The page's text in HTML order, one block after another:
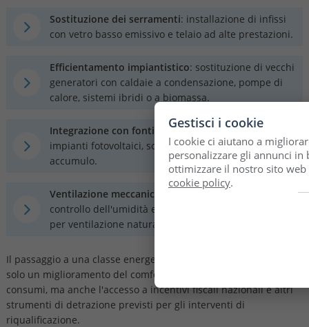
Sostituzione dei serramenti: installazione di infissi
con vetro basso emissivo e telaio ad alte prestazioni.
Efficientamento impiantistico: sostituzione di vecchi
generatori con caldaie a condensazione, pompe di
calore, sistemi ibridi o a biomassa.
Integrazione con fonti rinnovabili: installazione di
impianti fotovoltaici, solare termico, o sistemi di
accumulo.
Ventilazione meccanica controllata
(VMC): per il
controllo dell'umidità e la riduzione delle dispersioni
per ventilazione naturale.
Il passaggio a una classe energetica superiore consente non
solo un miglioramento del comfort abitativo e una riduzione dei
consumi, ma anche l'accesso a incentivi fiscali nazionali e altri
strumenti di detrazione previsti per gli interventi di
riqualificazione.
Gestisci i cookie
I cookie ci aiutano a
personalizzare gli annunci in
ottimizzare il nostro sito
cookie policy.